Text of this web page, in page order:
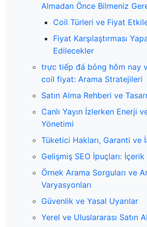
Almadan Önce Bilmeniz
Coil Türleri ve Fiyat
Fiyat Karşılaştırması
Edilecekler
trực tiếp đá bóng hôm nay
coil fiyat: Arama Stratejileri
Satın Alma Rehberi ve
Canlı Yayın İzlerken Enerji
Yönetimi
Tüketici Hakları, Garanti ve
Gelişmiş SEO İpuçları:
Örnek Arama Sorguları ve
Varyasyonları
Güvenlik ve Yasal Uyarılar
Yerel ve Uluslararası Satın